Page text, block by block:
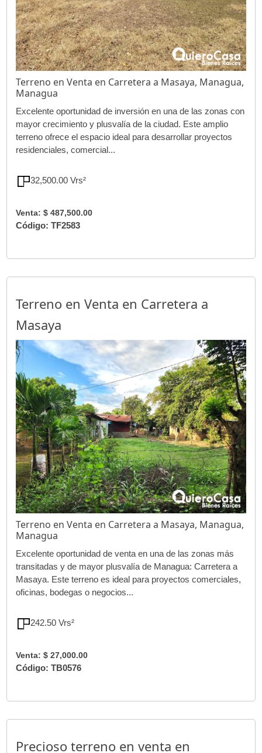
Terreno en Venta en Carretera a Masaya, Managua,
Managua
Excelente oportunidad de inversión en una de las zonas con
mayor crecimiento y plusvalía de la ciudad. Este amplio
terreno ofrece el espacio ideal para desarrollar proyectos
residenciales, comercial...
32,500.00 Vrs²
Venta: $ 487,500.00
Código: TF2583
Terreno en Venta en Carretera a
Masaya
Terreno en Venta en Carretera a Masaya, Managua,
Managua
Excelente oportunidad de venta en una de las zonas más
transitadas y de mayor plusvalía de Managua: Carretera a
Masaya. Este terreno es ideal para proyectos comerciales,
oficinas, bodegas o negocios...
242.50 Vrs²
Venta: $ 27,000.00
Código: TB0576
Precioso terreno en venta en